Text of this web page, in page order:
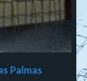
Palmas